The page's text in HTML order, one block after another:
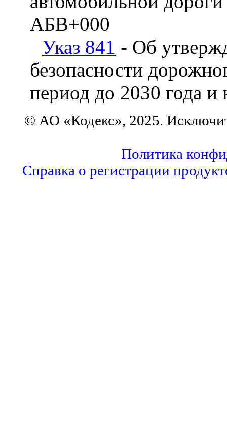
АБВ+000
Указ 841 - Об
безопасности
период до 2030 года и
© АО «Кодекс», 2025.
Политика
Справка о регистрации